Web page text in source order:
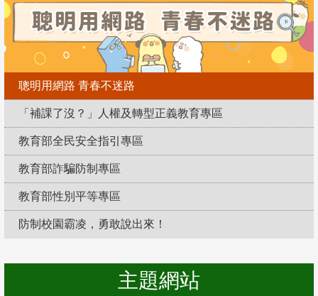
聰明用網路 青春不迷路
「補課了沒？」人權及轉型正義教育專區
教育部全民安全指引專區
教育部詐騙防制專區
教育部性別平等專區
防制校園霸凌，勇敢說出來！
主題網站